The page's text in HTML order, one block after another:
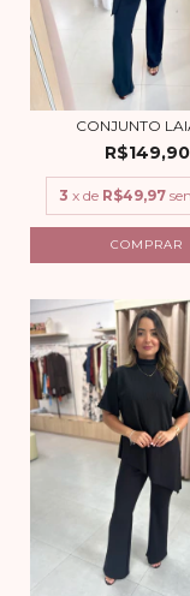
CONJUNTO
R$149,90
3 x de R$49,97
COMPRAR